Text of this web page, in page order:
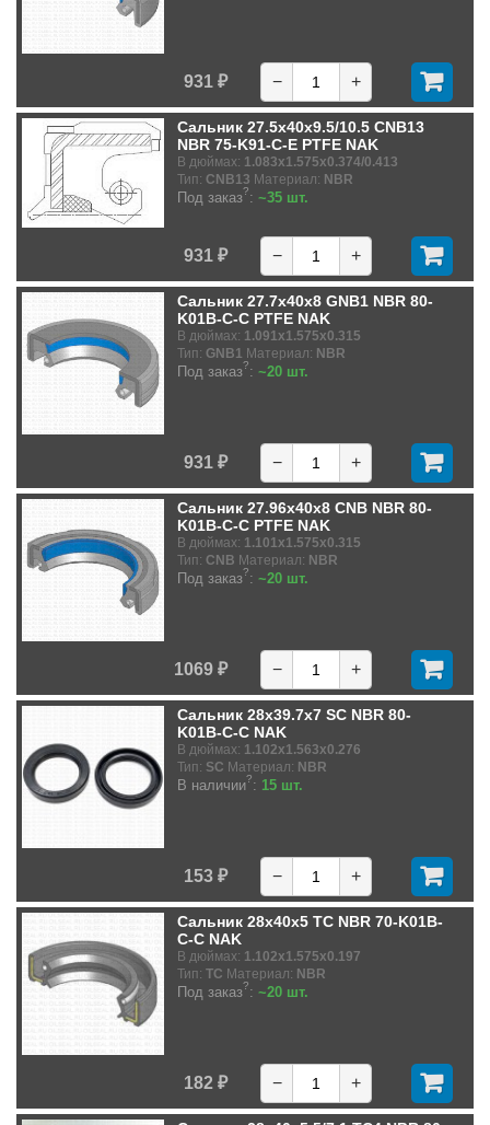
931 ₽ − +
Сальник 27.5x40x9.5/10.5 CNB13
NBR 75-K91-C-E PTFE NAK
В дюймах: 1.083x1.575x0.374/0.413
Тип: CNB13 Материал: NBR
Под заказ?: ~35 шт.
931 ₽ − +
Сальник 27.7x40x8 GNB1 NBR 80-
K01B-C-C PTFE NAK
В дюймах: 1.091x1.575x0.315
Тип: GNB1 Материал: NBR
Под заказ?: ~20 шт.
931 ₽ − +
Сальник 27.96x40x8 CNB NBR 80-
K01B-C-C PTFE NAK
В дюймах: 1.101x1.575x0.315
Тип: CNB Материал: NBR
Под заказ?: ~20 шт.
1069 ₽ − +
Сальник 28x39.7x7 SC NBR 80-
K01B-C-C NAK
В дюймах: 1.102x1.563x0.276
Тип: SC Материал: NBR
В наличии?: 15 шт.
153 ₽ − +
Сальник 28x40x5 TC NBR 70-K01B-
C-C NAK
В дюймах: 1.102x1.575x0.197
Тип: TC Материал: NBR
Под заказ?: ~20 шт.
182 ₽ − +